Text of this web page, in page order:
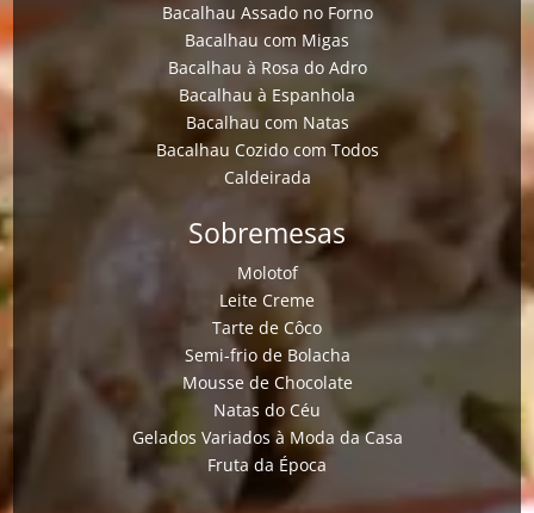
Bacalhau Assado no Forno
Bacalhau com Migas
Bacalhau à Rosa do Adro
Bacalhau à Espanhola
Bacalhau com Natas
Bacalhau Cozido com Todos
Caldeirada
Sobremesas
Molotof
Leite Creme
Tarte de Côco
Semi-frio de Bolacha
Mousse de Chocolate
Natas do Céu
Gelados Variados à Moda da Casa
Fruta da Época